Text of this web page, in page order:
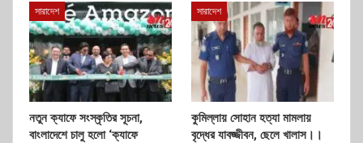
সারাদেশ
নতুন ক্যাফে সংস্কৃতির সূচনা,
বাংলাদেশে চালু হলো ‘ক্যাফে
সারাদেশ
কুমিল্লায় সোহান হত্যা মামলায়
বৃদ্ধের যাবজ্জীবন, ছেলে খালাস।।